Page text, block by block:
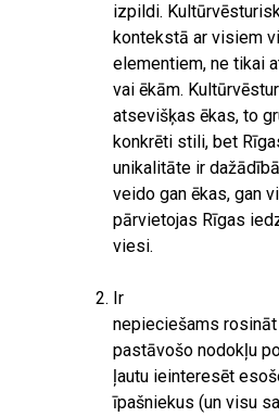
izpildi.
kontekstā ar visiem
elementiem, ne tikai
vai ēkām.
atsevišķas ēkas, to
konkrēti stili, bet
unikalitāte ir
veido gan ēkas, gan
pārvietojas Rīgas
viesi.
Ir
nepieciešams
pastāvošo nodokļu
ļautu ieinteresēt
īpašniekus (un visu